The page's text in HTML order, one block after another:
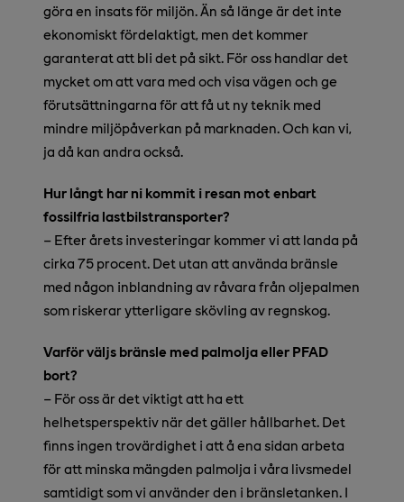
göra en insats för miljön. Än så länge är det inte
ekonomiskt fördelaktigt, men det kommer
garanterat att bli det på sikt. För oss handlar det
mycket om att vara med och visa vägen och ge
förutsättningarna för att få ut ny teknik med
mindre miljöpåverkan på marknaden. Och kan vi,
ja då kan andra också.
Hur långt har ni kommit i resan mot enbart
fossilfria lastbilstransporter?
– Efter årets investeringar kommer vi att landa på
cirka 75 procent. Det utan att använda bränsle
med någon inblandning av råvara från oljepalmen
som riskerar ytterligare skövling av regnskog.
Varför väljs bränsle med palmolja eller PFAD
bort?
– För oss är det viktigt att ha ett
helhetsperspektiv när det gäller hållbarhet. Det
finns ingen trovärdighet i att å ena sidan arbeta
för att minska mängden palmolja i våra livsmedel
samtidigt som vi använder den i bränsletanken. I